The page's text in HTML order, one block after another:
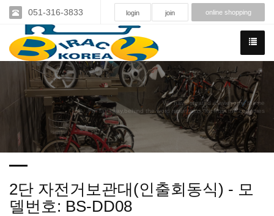
051-316-3833 login join online shopping
We have created a awesome theme
Far far away,behind the word mountains, far from the countries
2단 자전거보관대(인출회동식) - 모
델번호: BS-DD08